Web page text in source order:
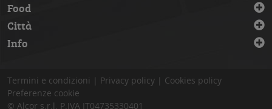
Food
Città
Info
Termini e condizioni | Privacy policy | Cookies policy
Preferenze cookie
© Alcor s.r.l. P.IVA IT04735330401